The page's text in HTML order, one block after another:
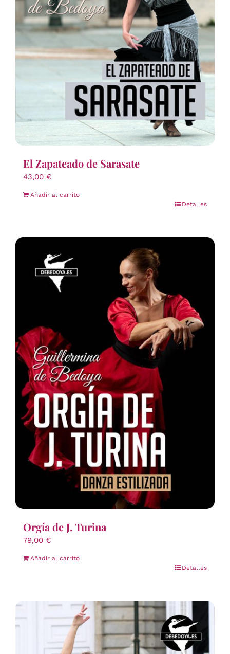
El Zapateado de Sarasate
43,00 €
Añadir al carrito
Detalles
Orgía de J. Turina
79,00 €
Añadir al carrito
Detalles